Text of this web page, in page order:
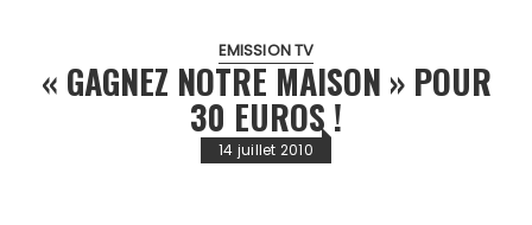
EMISSION TV
« GAGNEZ NOTRE MAISON » POUR
30 EUROS !
14 juillet 2010